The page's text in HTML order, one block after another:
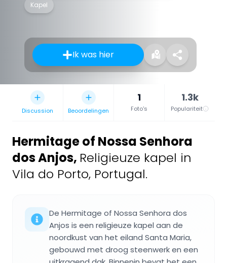
Kapel
Ik was hier
Discussion Beoordelingen
1
Foto's
1.3k
Populariteit
Hermitage of Nossa Senhora
dos Anjos, Religieuze kapel in
Vila do Porto, Portugal.
De Hermitage of Nossa Senhora dos
Anjos is een religieuze kapel aan de
noordkust van het eiland Santa Maria,
gebouwd met droog steenwerk en een